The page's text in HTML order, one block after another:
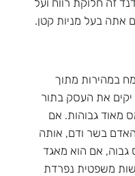
זה חלוקת רווח ועל
במהירות מתוך
את העסק בתור
מאוד גבוהות. אם
בשר ודם, אותה
גבוה, אם הוא מאגד
משפטית נפרדת